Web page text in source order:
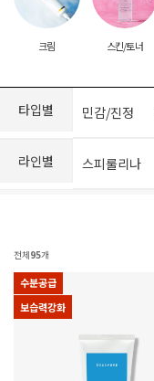
크림 스킨/토너
타입별 민감/진정
라인별 스피룰리나
전체95개
수분공급
보습력강화